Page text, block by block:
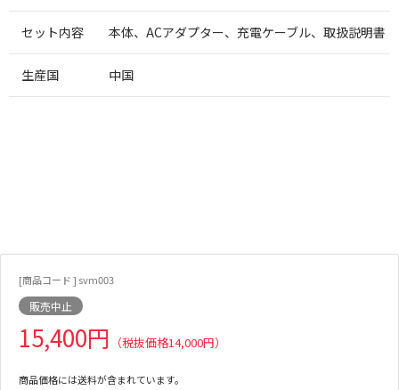
セット内容 本体、ACアダプター、充電ケーブル、取扱説明書
生産国 中国
[商品コード ] svm003
販売中止
15,400円 （税抜価格14,000円）
商品価格には送料が含まれています。